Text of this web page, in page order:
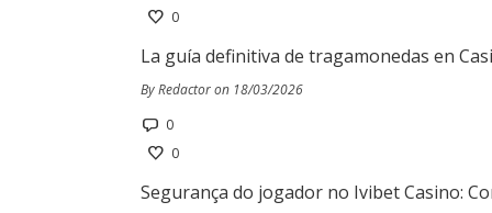
0
La guía definitiva de tragamonedas en
By Redactor on 18/03/2026
0
0
Segurança do jogador no Ivibet Casino: